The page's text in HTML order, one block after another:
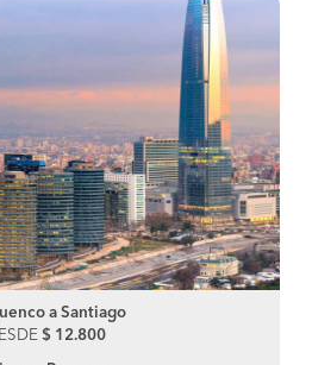
a Santiago
$ 12.800